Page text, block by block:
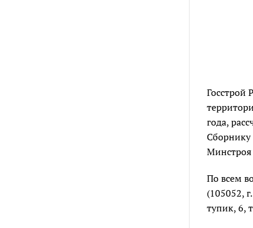
Госстрой
года,
Сборнику
Минстроя
По всем
(105052,
тупик, 6,